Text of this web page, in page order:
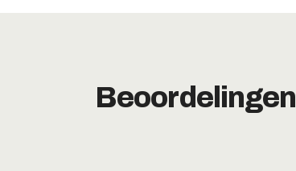
Beoordelingen